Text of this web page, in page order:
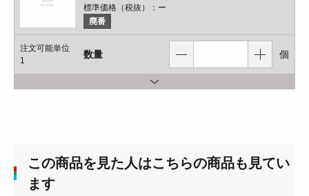
標準価格（税抜）： ー
廃番
注文可能単位
1
数量 個
この商品を見た人はこちらの商品も見てい
ます